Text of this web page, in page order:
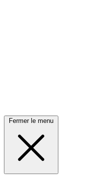
Fermer le menu